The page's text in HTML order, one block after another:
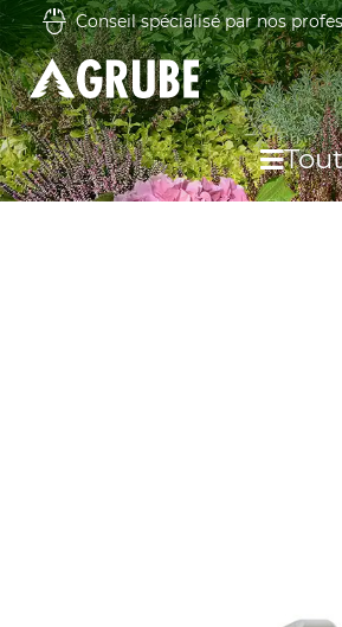
Conseil spécialisé par nos